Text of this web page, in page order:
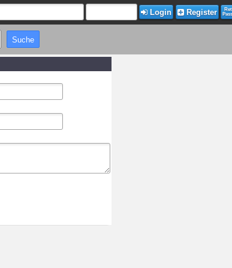
Login Register